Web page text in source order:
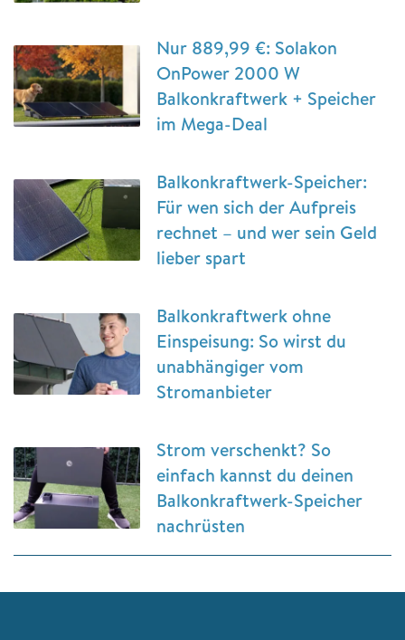
Nur 889,99 €: Solakon
OnPower 2000 W
Balkonkraftwerk + Speicher
im Mega-Deal
Balkonkraftwerk-Speicher:
Für wen sich der Aufpreis
rechnet – und wer sein Geld
lieber spart
Balkonkraftwerk ohne
Einspeisung: So wirst du
unabhängiger vom
Stromanbieter
Strom verschenkt? So
einfach kannst du deinen
Balkonkraftwerk-Speicher
nachrüsten